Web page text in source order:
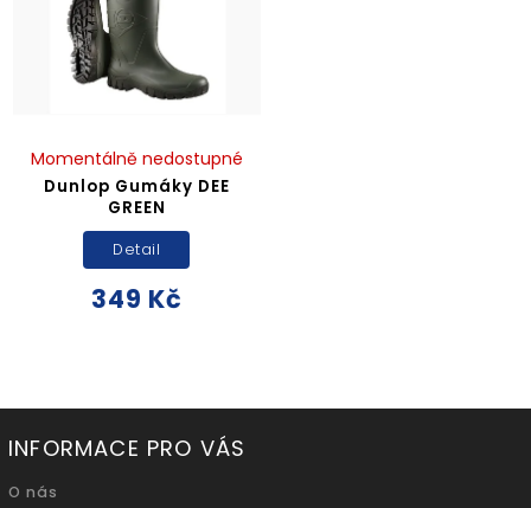
Dunlop Gumáky DEE
GREEN
Momentálně nedostupné
349 Kč
Detail
INFORMACE PRO VÁS
O nás